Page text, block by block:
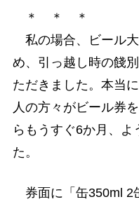
＊ ＊ ＊
私の場合、ビール
め、引っ越し時の餞
ただきました。本当
人の方々がビール券
らもうすぐ6か月、よ
た。
券面に「缶350ml 2